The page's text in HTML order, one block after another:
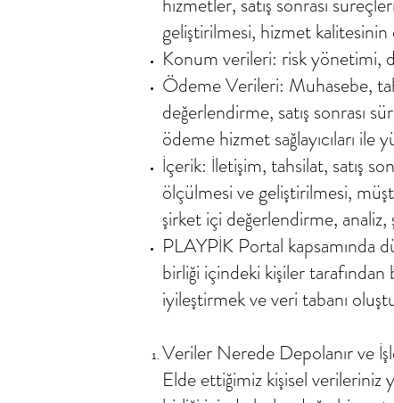
geliştirilmesi, hizmet
Konum verileri: risk yönetimi,
Ödeme Verileri: Muhasebe,
değerlendirme, satış sonrası
ödeme hizmet sağlayıcıları
İçerik: İletişim, tahsilat, satış
ölçülmesi ve geliştirilmesi,
şirket içi değerlendirme,
PLAYPİK Portal kapsamında
birliği içindeki kişiler
iyileştirmek ve veri tabanı
Veriler Nerede Depolanır ve
Elde ettiğimiz kişisel verileriniz